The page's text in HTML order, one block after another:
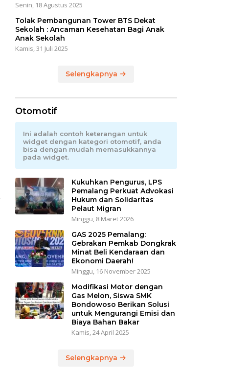
Senin, 18 Agustus 2025
Tolak Pembangunan Tower BTS Dekat
Sekolah : Ancaman Kesehatan Bagi Anak
Anak Sekolah
Kamis, 31 Juli 2025
Selengkapnya
Otomotif
Ini adalah contoh keterangan untuk
widget dengan kategori otomotif, anda
bisa dengan mudah memasukkannya
pada widget.
Kukuhkan Pengurus, LPS
Pemalang Perkuat Advokasi
Hukum dan Solidaritas
Pelaut Migran
Minggu, 8 Maret 2026
GAS 2025 Pemalang:
Gebrakan Pemkab Dongkrak
Minat Beli Kendaraan dan
Ekonomi Daerah!
Minggu, 16 November 2025
Modifikasi Motor dengan
Gas Melon, Siswa SMK
Bondowoso Berikan Solusi
untuk Mengurangi Emisi dan
Biaya Bahan Bakar
Kamis, 24 April 2025
Selengkapnya